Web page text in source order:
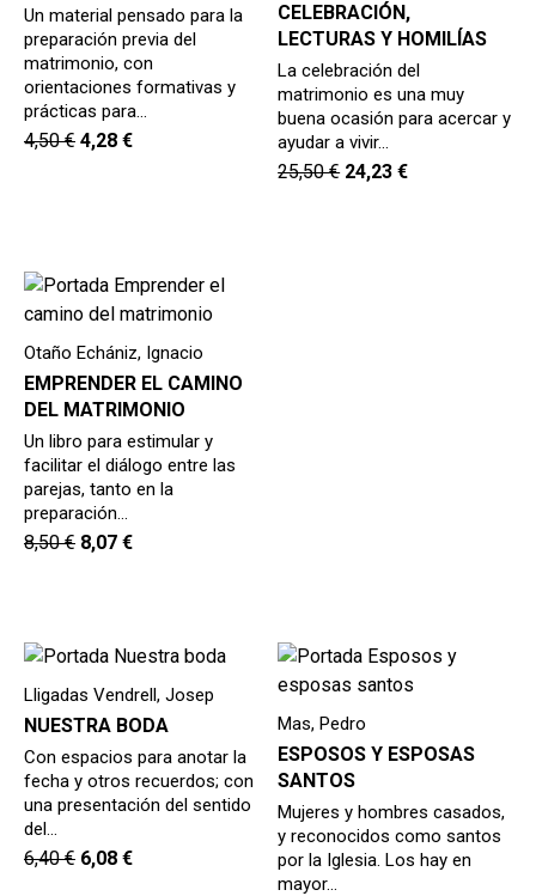
Un material pensado para la
preparación previa del
matrimonio, con
orientaciones formativas y
prácticas para…
4,50€ 4,28 €
CELEBRACIÓN,
LECTURAS Y HOMILÍAS
La celebración del
matrimonio es una muy
buena ocasión para acercar y
ayudar a vivir…
25,50€ 24,23€
Otaño Echániz, Ignacio
EMPRENDER EL CAMINO
DEL MATRIMONIO
Un libro para estimular y
facilitar el diálogo entre las
parejas, tanto en la
preparación…
8,50€ 8,07 €
Lligadas Vendrell, Josep
NUESTRA BODA
Con espacios para anotar la
fecha y otros recuerdos; con
una presentación del sentido
del…
6,40€ 6,08 €
Mas, Pedro
ESPOSOS Y ESPOSAS
SANTOS
Mujeres y hombres casados,
y reconocidos como santos
por la Iglesia. Los hay en
mayor…